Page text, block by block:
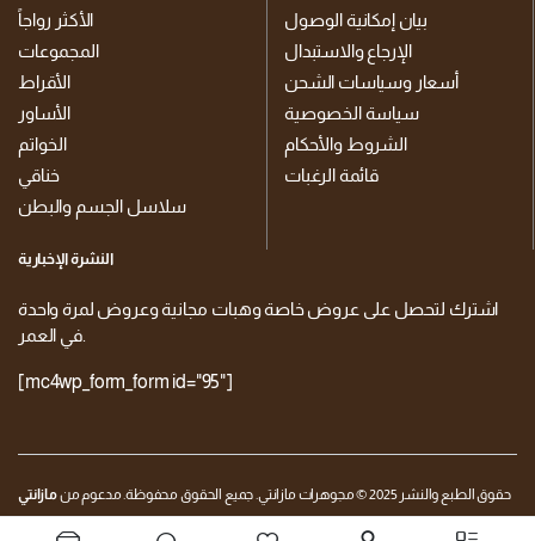
الأكثر رواجاً
المجموعات
الأقراط
الأساور
الخواتم
خناقي
سلاسل الجسم والبطن
بيان إمكانية الوصول
الإرجاع والاستبدال
أسعار وسياسات الشحن
سياسة الخصوصية
الشروط والأحكام
قائمة الرغبات
النشرة الإخبارية
اشترك لتحصل على عروض خاصة وهبات مجانية وعروض لمرة واحدة
في العمر.
[mc4wp_form_form id="95"]
حقوق الطبع والنشر 2025 © مجوهرات مازانتي. جميع الحقوق محفوظة. مدعوم من مازانتي